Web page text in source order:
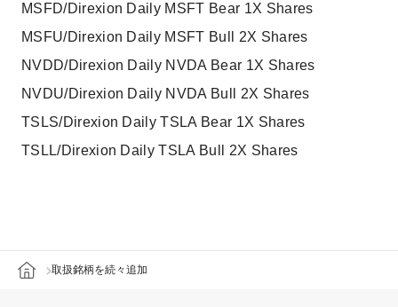
MSFD/Direxion Daily MSFT Bear 1X Shares
MSFU/Direxion Daily MSFT Bull 2X Shares
NVDD/Direxion Daily NVDA Bear 1X Shares
NVDU/Direxion Daily NVDA Bull 2X Shares
TSLS/Direxion Daily TSLA Bear 1X Shares
TSLL/Direxion Daily TSLA Bull 2X Shares
取扱銘柄を続々追加